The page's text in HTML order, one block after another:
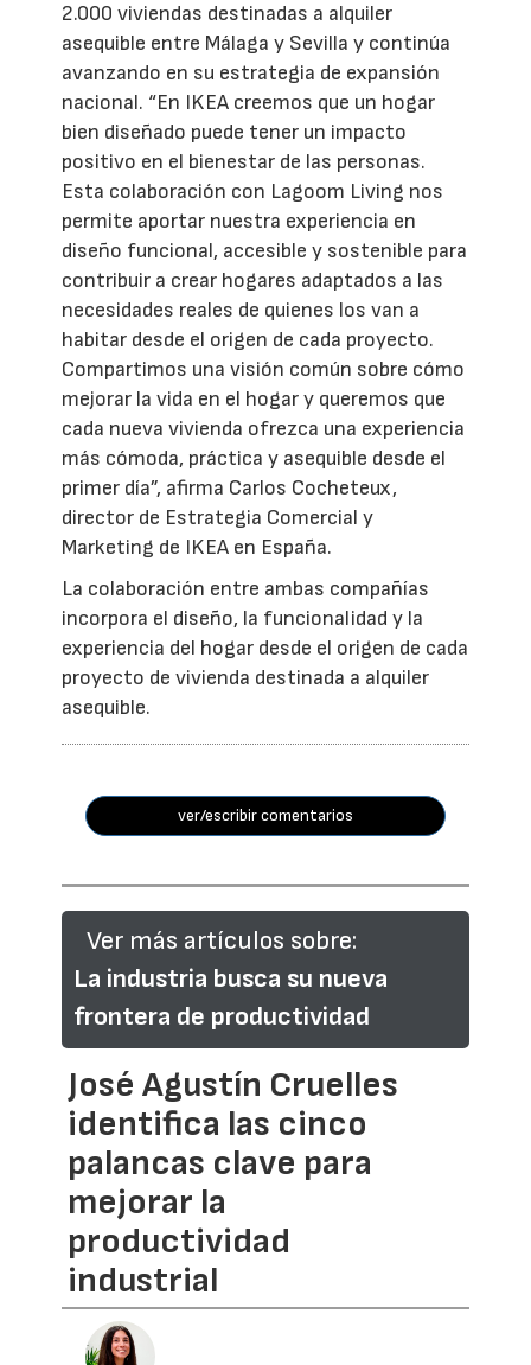
2.000 viviendas destinadas a alquiler
asequible entre Málaga y Sevilla y continúa
avanzando en su estrategia de expansión
nacional. “En IKEA creemos que un hogar
bien diseñado puede tener un impacto
positivo en el bienestar de las personas.
Esta colaboración con Lagoom Living nos
permite aportar nuestra experiencia en
diseño funcional, accesible y sostenible para
contribuir a crear hogares adaptados a las
necesidades reales de quienes los van a
habitar desde el origen de cada proyecto.
Compartimos una visión común sobre cómo
mejorar la vida en el hogar y queremos que
cada nueva vivienda ofrezca una experiencia
más cómoda, práctica y asequible desde el
primer día”, afirma Carlos Cocheteux,
director de Estrategia Comercial y
Marketing de IKEA en España.
La colaboración entre ambas compañías
incorpora el diseño, la funcionalidad y la
experiencia del hogar desde el origen de cada
proyecto de vivienda destinada a alquiler
asequible.
ver/escribir comentarios
Ver más artículos sobre:
La industria busca su nueva
frontera de productividad
José Agustín Cruelles
identifica las cinco
palancas clave para
mejorar la
productividad
industrial